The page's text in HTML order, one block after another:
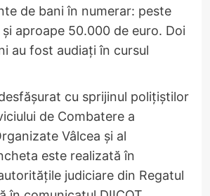
de bani în numerar: peste
aproape 50.000 de euro. Doi
au fost audiați în cursul
cu sprijinul polițiștilor
de Combatere a
Vâlcea și al
este realizată în
judiciare din Regatul